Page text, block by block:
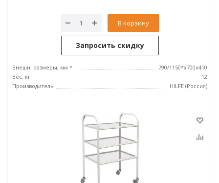
В корзину
Запросить скидку
Внешн. размеры, мм *
790/1150*x700x410
Вес, кг
12
Производитель
HILFE (Россия)